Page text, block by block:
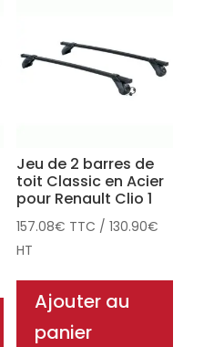
Jeu de 2 barres de
toit Classic en Acier
pour Renault Clio 1
157.08€ TTC /130.90€
HT
Ajouter au
panier